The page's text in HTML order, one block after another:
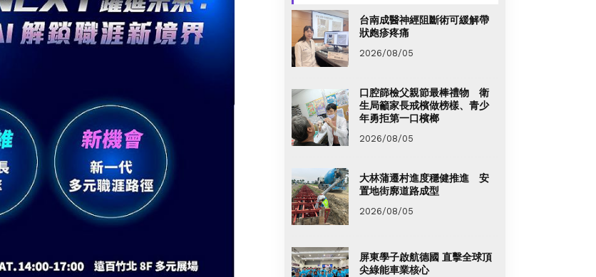
台南成醫神經阻斷術可緩解帶
狀皰疹疼痛
2026/08/05
口腔篩檢父親節最棒禮物 衛
生局籲家長戒檳做榜樣、青少
年勇拒第一口檳榔
2026/08/05
大林蒲遷村進度穩健推進 安
置地街廓道路成型
2026/08/05
屏東學子啟航德國 直擊全球頂
尖綠能車業核心